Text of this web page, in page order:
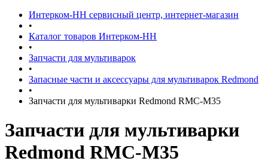
Интерком-НН сервисный центр, интернет-магазин
•
Каталог товаров Интерком-НН
•
Запчасти для мультиварок
•
Запасные части и аксессуары для мультиварок Redmond
•
Запчасти для мультиварки Redmond RMC-M35
Запчасти для мультиварки
Redmond RMC-M35